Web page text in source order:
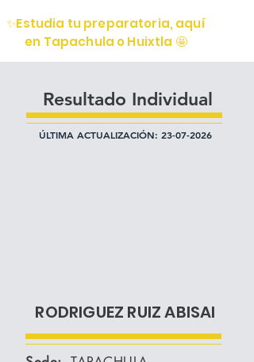
✨Estudia tu preparatoria, aquí
en Tapachula o Huixtla 🤩
Resultado Individual
ÚLTIMA ACTUALIZACIÓN: 23-07-2026
RODRIGUEZ RUIZ ABISAI